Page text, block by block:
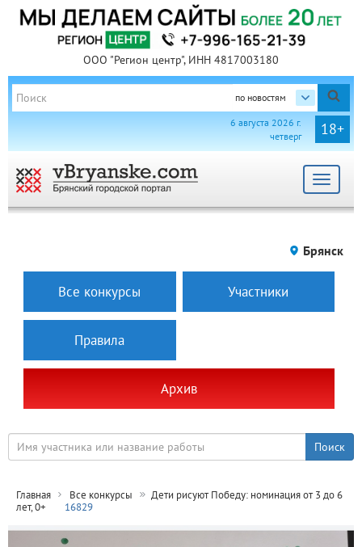
ООО "Регион центр", ИНН 4817003180
по новостям
18+
6 августа 2026 г.
четверг
Toggle
Брянск
Все конкурсы Участники
Правила
Архив
Главная Все конкурсы
Дети рисуют Победу: номинация от 3 до 6
лет, 0+
16829